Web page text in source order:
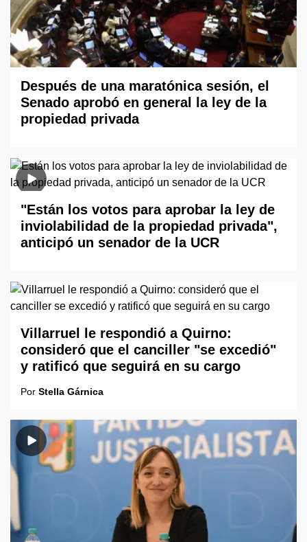
Después de una maratónica sesión, el
Senado aprobó en general la ley de la
propiedad privada
"Están los votos para aprobar la ley de
inviolabilidad de la propiedad privada",
anticipó un senador de la UCR
Villarruel le respondió a Quirno:
consideró que el canciller "se excedió"
y ratificó que seguirá en su cargo
Por Stella Gárnica